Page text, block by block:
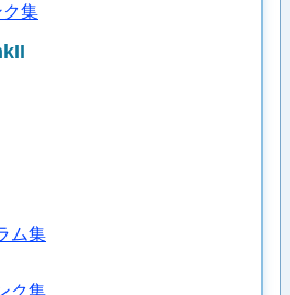
集
ム集
ク集